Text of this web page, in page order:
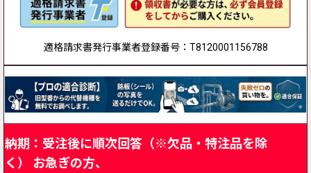
適格請求書発行事業者登録番号：T8120001156788
納期：受注後に順次回答（※欠品・特注品を除
く）
お急ぎの方、